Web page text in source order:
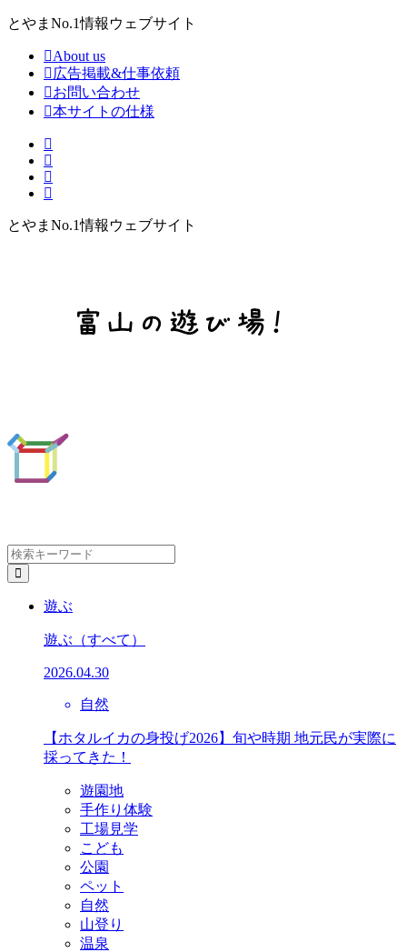
とやまNo.1情報ウェブサイト
About us
広告掲載&仕事依頼
お問い合わせ
本サイトの仕様
とやまNo.1情報ウェブサイト
遊ぶ
遊ぶ （すべて）
2026.04.30
自然
【ホタルイカの身投げ2026】旬や時期 地元民が実際に
採ってきた！
遊園地
手作り体験
工場見学
こども
公園
ペット
自然
山登り
温泉